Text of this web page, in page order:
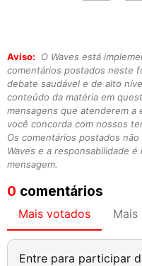
Aviso:
O Waves está
comentários postados neste
debate saudável e de alto
conteúdo da matéria em
mensagens que atenderem a
você concorda com nossos
Os comentários postados
Waves e a responsabilidade
mensagem.
0 comentários
Mais votados Mais
Entre para participar